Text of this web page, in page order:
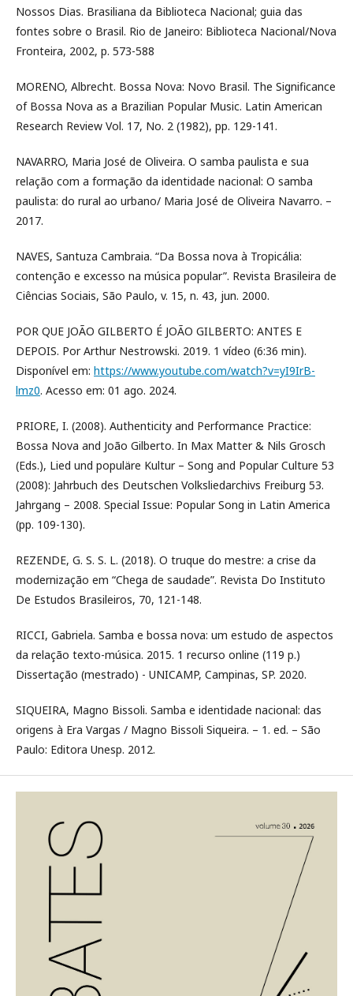
Nossos Dias. Brasiliana da Biblioteca Nacional; guia das
fontes sobre o Brasil. Rio de Janeiro: Biblioteca Nacional/Nova
Fronteira, 2002, p. 573-588
MORENO, Albrecht. Bossa Nova: Novo Brasil. The Significance
of Bossa Nova as a Brazilian Popular Music. Latin American
Research Review Vol. 17, No. 2 (1982), pp. 129-141.
NAVARRO, Maria José de Oliveira. O samba paulista e sua
relação com a formação da identidade nacional: O samba
paulista: do rural ao urbano/ Maria José de Oliveira Navarro. –
2017.
NAVES, Santuza Cambraia. “Da Bossa nova à Tropicália:
contenção e excesso na música popular”. Revista Brasileira de
Ciências Sociais, São Paulo, v. 15, n. 43, jun. 2000.
POR QUE JOÃO GILBERTO É JOÃO GILBERTO: ANTES E
DEPOIS. Por Arthur Nestrowski. 2019. 1 vídeo (6:36 min).
Disponível em: https://www.youtube.com/watch?v=yI9IrB-
lmz0. Acesso em: 01 ago. 2024.
PRIORE, I. (2008). Authenticity and Performance Practice:
Bossa Nova and João Gilberto. In Max Matter & Nils Grosch
(Eds.), Lied und populäre Kultur – Song and Popular Culture 53
(2008): Jahrbuch des Deutschen Volksliedarchivs Freiburg 53.
Jahrgang – 2008. Special Issue: Popular Song in Latin America
(pp. 109-130).
REZENDE, G. S. S. L. (2018). O truque do mestre: a crise da
modernização em “Chega de saudade”. Revista Do Instituto
De Estudos Brasileiros, 70, 121-148.
RICCI, Gabriela. Samba e bossa nova: um estudo de aspectos
da relação texto-música. 2015. 1 recurso online (119 p.)
Dissertação (mestrado) - UNICAMP, Campinas, SP. 2020.
SIQUEIRA, Magno Bissoli. Samba e identidade nacional: das
origens à Era Vargas / Magno Bissoli Siqueira. – 1. ed. – São
Paulo: Editora Unesp. 2012.